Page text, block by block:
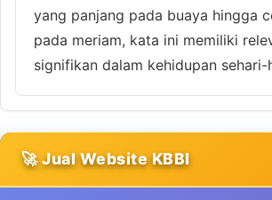
yang panjang pada buaya hingga
pada meriam, kata ini memiliki
signifikan dalam kehidupan sehari-
🚀 Jual Website KBBI